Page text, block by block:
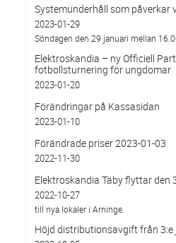
Systemunderhåll som påverkar
2023-01-29
Söndagen den 29 januari mellan
Elektroskandia – ny Officiell
fotbollsturnering för ungdomar
2023-01-20
Förändringar på Kassasidan
2023-01-10
Förändrade priser 2023-01-03
2022-11-30
Elektroskandia Täby flyttar den
2022-10-27
till nya lokaler i Arninge.
Höjd distributionsavgift från 3:e